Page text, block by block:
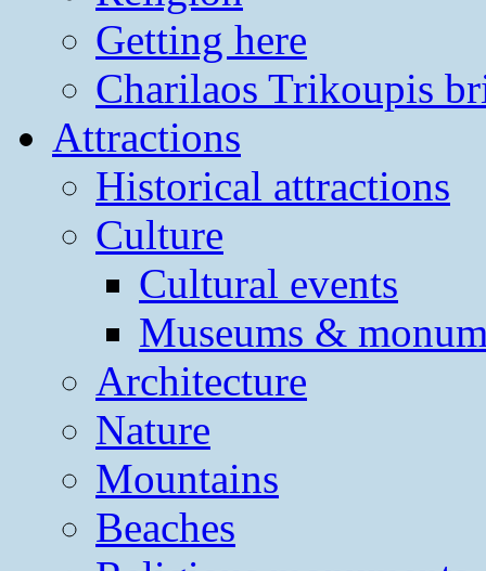
Getting here
Charilaos Trikoupis
Attractions
Historical attractions
Culture
Cultural events
Museums &
Architecture
Nature
Mountains
Beaches